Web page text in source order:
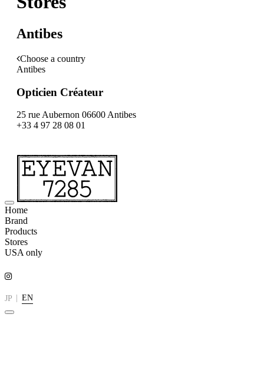
Antibes
Choose a country
Antibes
Opticien Créateur
25 rue Aubernon 06600 Antibes
+33 4 97 28 08 01
Home
Brand
Products
Stores
USA only
JP EN